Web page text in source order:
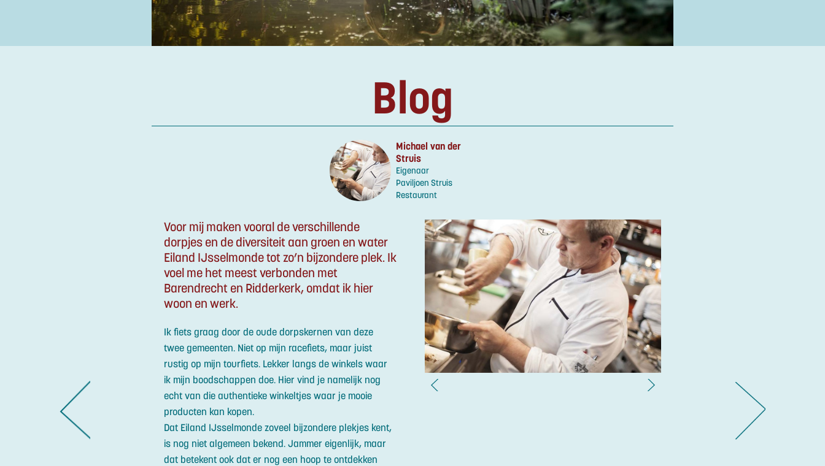
Blog
Michael van der
Struis
Eigenaar
Paviljoen Struis
Restaurant
Voor mij maken vooral de verschillende
dorpjes en de diversiteit aan groen en water
Eiland IJsselmonde tot zo’n bijzondere plek. Ik
voel me het meest verbonden met
Barendrecht en Ridderkerk, omdat ik hier
woon en werk.
Ik fiets graag door de oude dorpskernen van deze
twee gemeenten. Niet op mijn racefiets, maar juist
rustig op mijn tourfiets. Lekker langs de winkels waar
ik mijn boodschappen doe. Hier vind je namelijk nog
echt van die authentieke winkeltjes waar je mooie
producten kan kopen.
Dat Eiland IJsselmonde zoveel bijzondere plekjes kent,
is nog niet algemeen bekend. Jammer eigenlijk, maar
dat betekent ook dat er nog een hoop te ontdekken